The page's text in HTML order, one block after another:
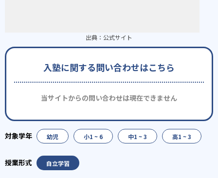
出典： 公式サイト
入塾に関する問い合わせはこちら
当サイトからの問い合わせは現在できません
幼児 小1 ~ 6 中1 ~ 3 高1 ~ 3
自立学習